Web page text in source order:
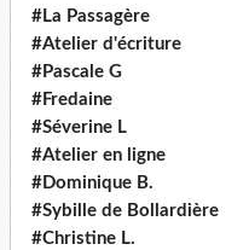
#La Passagère
#Atelier d'écriture
#Pascale G
#Fredaine
#Séverine L
#Atelier en ligne
#Dominique B.
#Sybille de Bollardière
#Christine L.